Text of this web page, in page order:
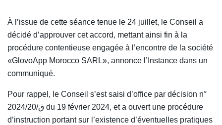
À l’issue de cette séance tenue le 24 juillet, le Conseil a
décidé d’approuver cet accord, mettant ainsi fin à la
procédure contentieuse engagée à l’encontre de la société
«GlovoApp Morocco SARL», annonce l’Instance dans un
communiqué.
Pour rappel, le Conseil s’est saisi d’office par décision n°
2024/ق/20 du 19 février 2024, et a ouvert une procédure
d’instruction portant sur l’existence d’éventuelles pratiques